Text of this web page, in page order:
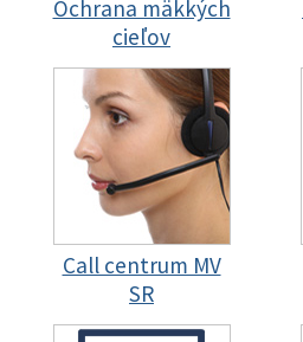
Ochrana mäkkých
cieľov
Call centrum MV
SR